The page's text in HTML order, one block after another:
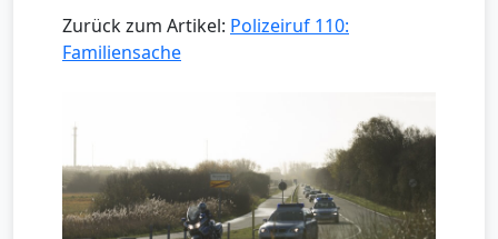
Zurück zum Artikel: Polizeiruf 110:
Familiensache